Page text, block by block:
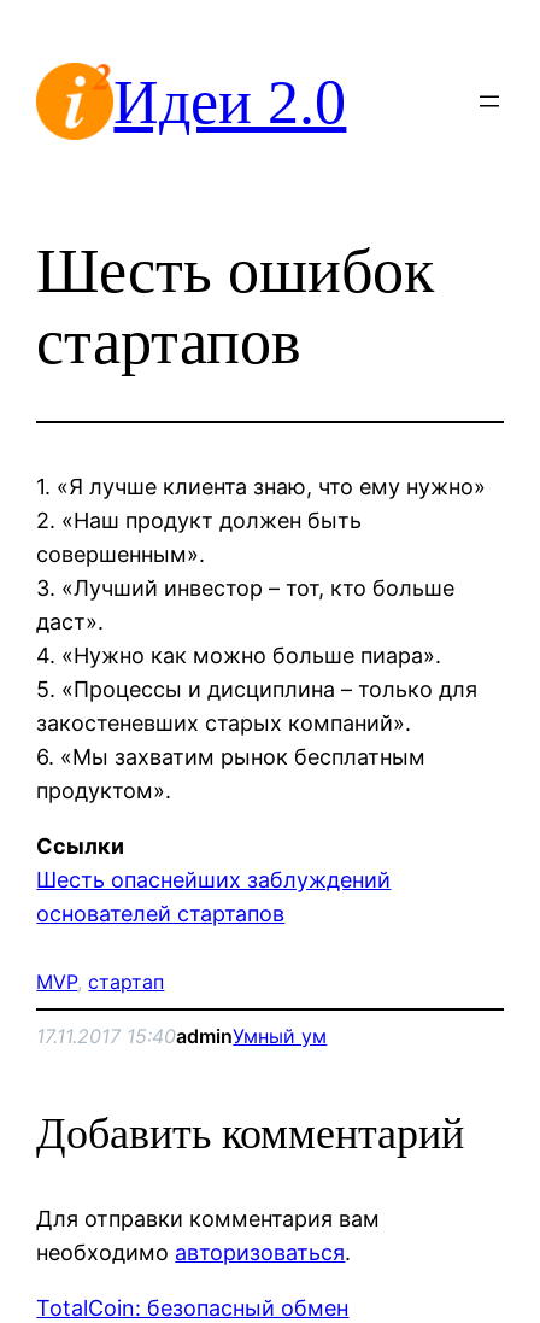
содержимомуИдеи 2.0
Шесть ошибок
стартапов
1. «Я лучше клиента знаю, что ему нужно»
2. «Наш продукт должен быть
совершенным».
3. «Лучший инвестор – тот, кто больше
даст».
4. «Нужно как можно больше пиара».
5. «Процессы и дисциплина – только для
закостеневших старых компаний».
6. «Мы захватим рынок бесплатным
продуктом».
Ссылки
Шесть опаснейших заблуждений
основателей стартапов
MVP, стартап
17.11.2017 15:40adminУмный ум
Добавить комментарий
Для отправки комментария вам
необходимо авторизоваться.
TotalCoin: безопасный обмен